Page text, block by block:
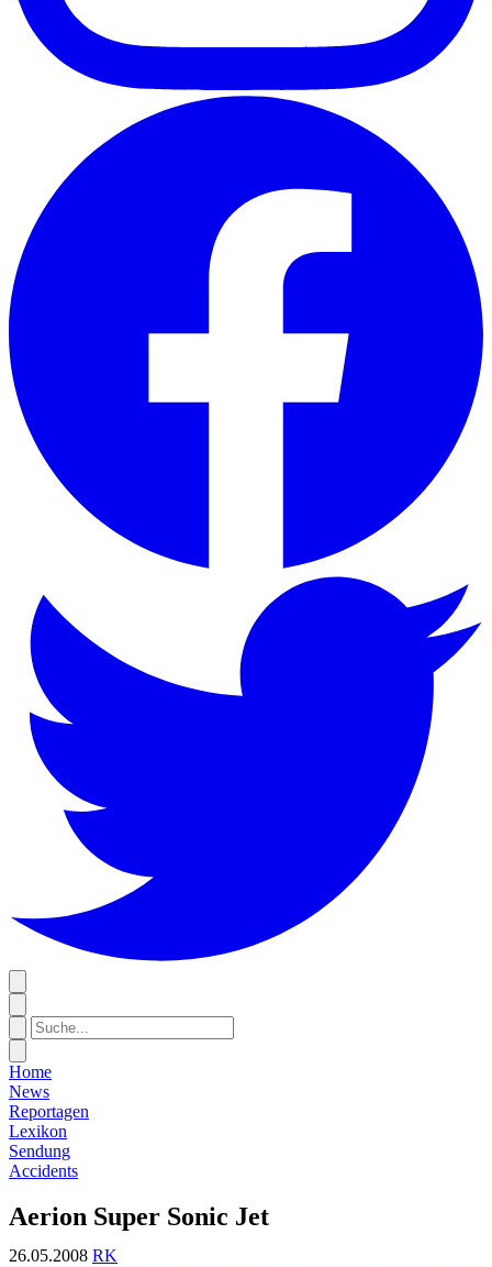
Home
News
Reportagen
Lexikon
Sendung
Accidents
Aerion Super Sonic Jet
26.05.2008 RK